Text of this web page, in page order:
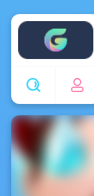
Enjoy4fun